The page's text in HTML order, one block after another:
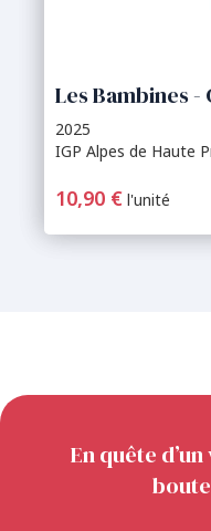
Les Bambines -
2025
IGP Alpes de Haute
10,90 € l'unité
En quête